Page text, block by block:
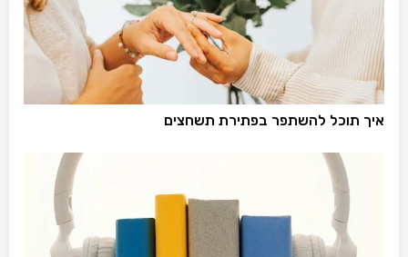
איך תוכל להשתפר בפתירת תשחצים